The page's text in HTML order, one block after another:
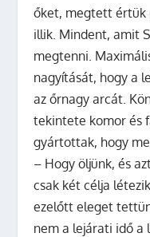
őket, megtett értük
illik. Mindent, amit
megtenni.
nagyítását, hogy a
az őrnagy arcát.
tekintete komor és
gyártottak, hogy
– Hogy öljünk, és
csak két célja
ezelőtt eleget
nem a lejárati idő a